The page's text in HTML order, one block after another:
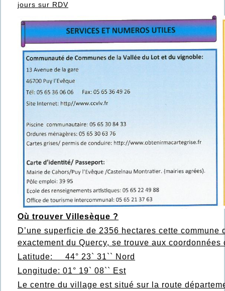
jours sur RDV
Où trouver Villesèque ?
D’une superficie de 2356 hectares cette
exactement du Quercy, se trouve aux
Latitude: 44° 23` 31`` Nord
Longitude: 01° 19` 08`` Est
Le centre du village est situé sur la route